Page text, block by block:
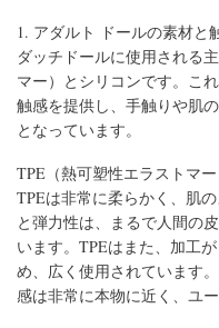
1. アダルト ドールの素材と
ダッチドールに使用される
マー）とシリコンです。こ
触感を提供し、手触りや肌
となっています。
TPE（熱可塑性エラストマー
TPEは非常に柔らかく、肌
と弾力性は、まるで人間の
います。TPEはまた、加工
め、広く使用されています
感は非常に本物に近く、ユ